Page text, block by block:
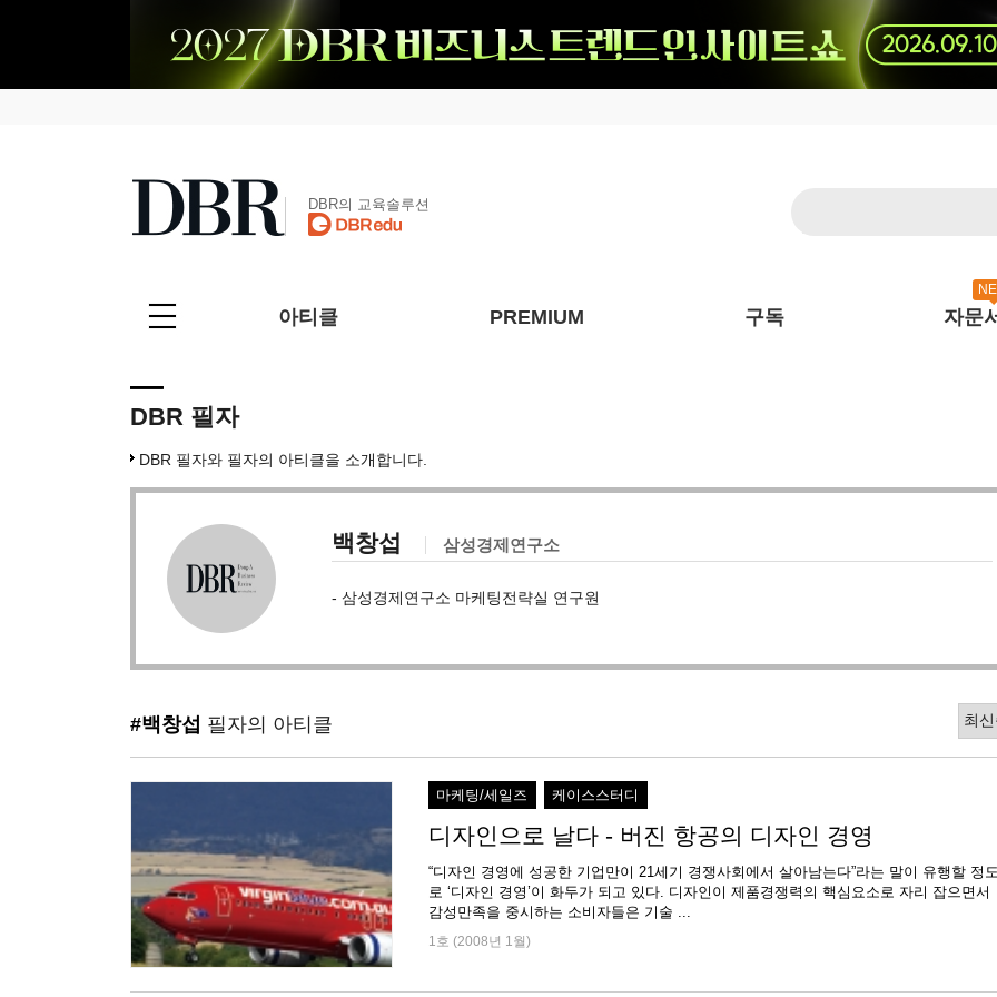
DBR의 교육솔루션
아티클 PREMIUM 구독 자문
DBR 필자
DBR 필자와 필자의 아티클을 소개합니다.
백창섭 삼성경제연구소
- 삼성경제연구소 마케팅전략실 연구원
#백창섭 필자의 아티클
마케팅/세일즈 케이스스터디
디자인으로 날다 - 버진 항공의 디자인 경영
“디자인 경영에 성공한 기업만이 21세기 경쟁사회에서 살아남는다”라는 말이 유행할 정
로 ‘디자인 경영’이 화두가 되고 있다. 디자인이 제품경쟁력의 핵심요소로 자리 잡으면서
감성만족을 중시하는 소비자들은 기술 ...
1호 (2008년 1월)